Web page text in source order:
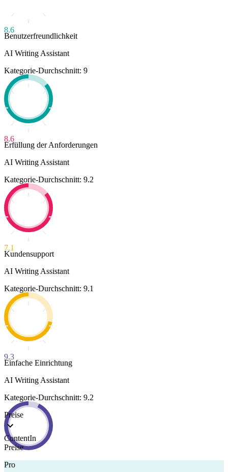
8.6
Benutzerfreundlichkeit
AI Writing Assistant
Kategorie-Durchschnitt: 9
8.6
Erfüllung der Anforderungen
AI Writing Assistant
Kategorie-Durchschnitt: 9.2
7.1
Kundensupport
AI Writing Assistant
Kategorie-Durchschnitt: 9.1
9.3
Einfache Einrichtung
AI Writing Assistant
Kategorie-Durchschnitt: 9.2
Preise
ContentIn
Preise
Pro